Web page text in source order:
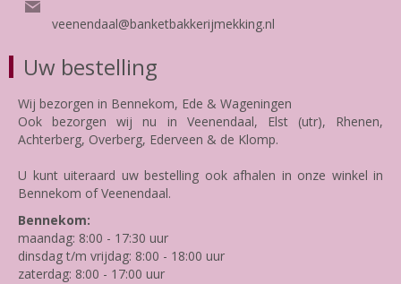
veenendaal@banketbakkerijmekking.nl
Uw bestelling
Wij bezorgen in Bennekom, Ede & Wageningen
Ook bezorgen wij nu in Veenendaal, Elst (utr), Rhenen,
Achterberg, Overberg, Ederveen & de Klomp.
U kunt uiteraard uw bestelling ook afhalen in onze winkel in
Bennekom of Veenendaal.
Bennekom:
maandag: 8:00 - 17:30 uur
dinsdag t/m vrijdag: 8:00 - 18:00 uur
zaterdag: 8:00 - 17:00 uur